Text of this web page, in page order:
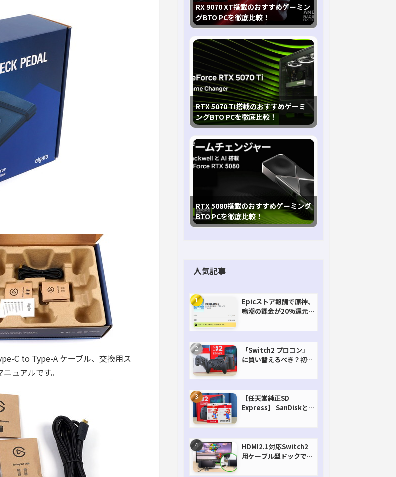
C to Type-A ケーブル、交換用ス
ュアルです。
RX 9070 XT搭載のおすすめゲーミン
グBTO PCを徹底比較！
RTX 5070 Ti搭載のおすすめゲーミ
ングBTO PCを徹底比較！
RTX 5080搭載のおすすめゲーミング
BTO PCを徹底比較！
人気記事
Epicストア報酬で原神、
鳴潮の課金が20%還元
「Switch2 プロコン」
に買い替えるべき？初代
【任天堂純正SD
Express】 SanDiskと
HDMI2.1対応Switch2
用ケーブル型ドックで省